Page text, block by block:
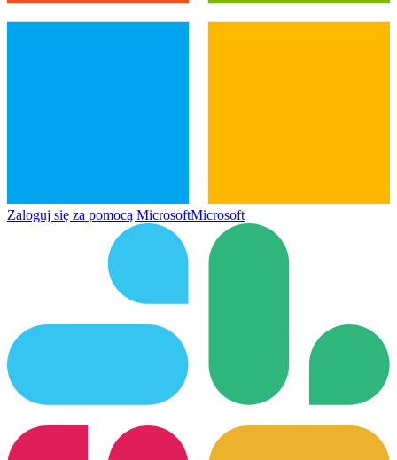
Zaloguj się za pomocą MicrosoftMicrosoft